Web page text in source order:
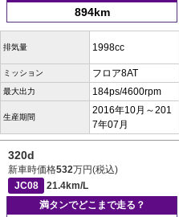
894km
排気量 1998cc
ミッション フロア8AT
最大出力 184ps/4600rpm
生産期間
2016年10月～201
7年07月
320d
新車時価格532万円(税込)
JC08
21.4km/L
満タンでどこまで走る？